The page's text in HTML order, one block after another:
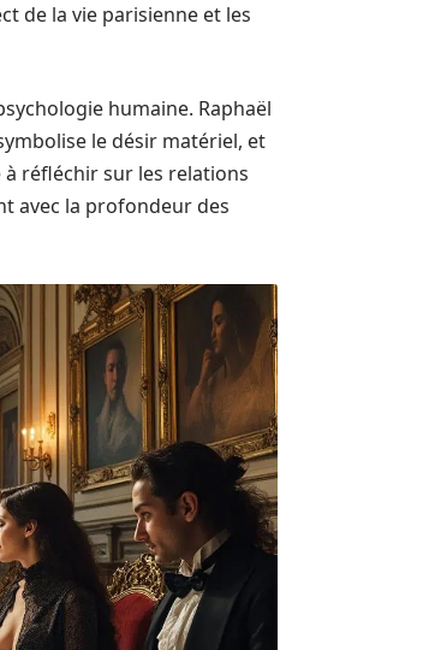
de la vie parisienne et les
humaine. Raphaël
le désir matériel, et
à réfléchir sur les relations
avec la profondeur des